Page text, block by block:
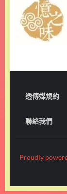
透傳媒規約
聯絡我們
Proudly